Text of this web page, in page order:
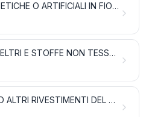
FIBRE SINTETICHE O ARTIFICIALI IN FIOCCO
OVATTE, FELTRI E STOFFE NON TESSUTE; FILATI SPECIALI; SPAGO, CORDE E FUNI; MANUFATTI DI CORDERIA
TAPPETI ED ALTRI RIVESTIMENTI DEL SUOLO DI MATERIE TESSILI